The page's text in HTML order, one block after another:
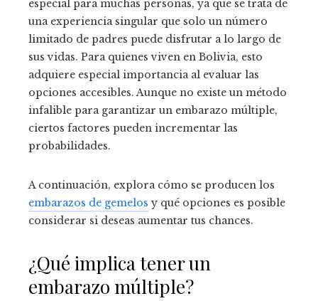
especial para muchas personas, ya que se trata de
una experiencia singular que solo un número
limitado de padres puede disfrutar a lo largo de
sus vidas. Para quienes viven en Bolivia, esto
adquiere especial importancia al evaluar las
opciones accesibles. Aunque no existe un método
infalible para garantizar un embarazo múltiple,
ciertos factores pueden incrementar las
probabilidades.
A continuación, explora cómo se producen los
embarazos de gemelos y qué opciones es posible
considerar si deseas aumentar tus chances.
¿Qué implica tener un
embarazo múltiple?